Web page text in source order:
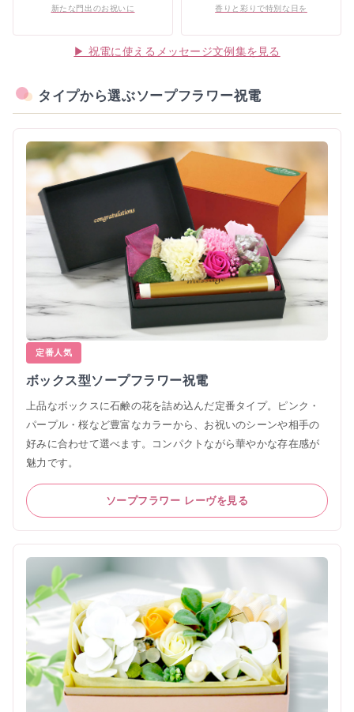
新たな門出のお祝いに 香りと彩りで特別な日を
▶ 祝電に使えるメッセージ文例集を見る
タイプから選ぶソープフラワー祝電
定番人気
ボックス型ソープフラワー祝電
上品なボックスに石鹸の花を詰め込んだ定番タイプ。ピンク・
パープル・桜など豊富なカラーから、お祝いのシーンや相手の
好みに合わせて選べます。コンパクトながら華やかな存在感が
魅力です。
ソープフラワー レーヴを見る